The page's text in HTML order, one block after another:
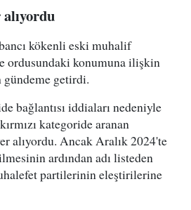
alıyordu
kökenli eski muhalif
ordusundaki konumuna ilişkin
gündeme getirdi.
bağlantısı iddiaları nedeniyle
kategoride aranan
alıyordu. Ancak Aralık 2024'te
ardından adı listeden
partilerinin eleştirilerine